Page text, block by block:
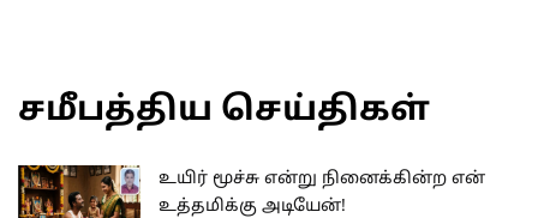
சமீபத்திய செய்திகள்
உயிர் மூச்சு என்று நினைக்கின்ற என்
உத்தமிக்கு அடியேன்!